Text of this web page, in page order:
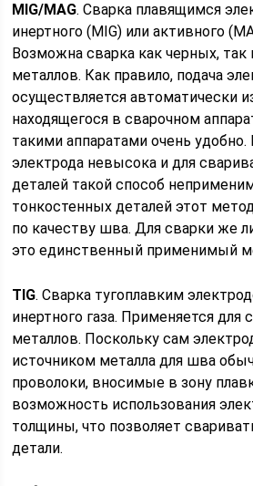
MIG/MAG. Сварка плавящимся
инертного (MIG) или активного
Возможна сварка как черных,
металлов. Как правило, подача
осуществляется автоматически
находящегося в сварочном
такими аппаратами очень
электрода невысока и для
деталей такой способ
тонкостенных деталей этот
по качеству шва. Для сварки же
это единственный применимый
TIG. Сварка тугоплавким
инертного газа. Применяется для
металлов. Поскольку сам
источником металла для шва
проволоки, вносимые в зону
возможность использования
толщины, что позволяет
детали.